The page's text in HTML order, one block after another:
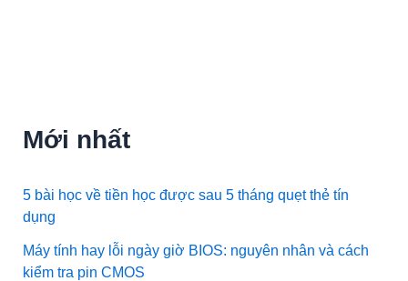
Mới nhất
5 bài học về tiền học được sau 5 tháng quẹt thẻ tín
dụng
Máy tính hay lỗi ngày giờ BIOS: nguyên nhân và cách
kiểm tra pin CMOS